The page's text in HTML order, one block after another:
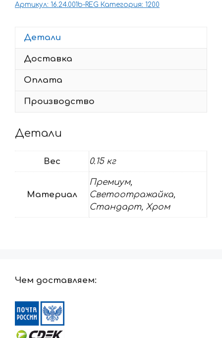
DUCATI
Артикул: 16.24.001b-REG Категория: 1200
Детали
Доставка
Оплата
Производство
Детали
Вес 0.15 кг
Материал
Премиум,
Светоотражайка,
Стандарт, Хром
Чем доставляем: